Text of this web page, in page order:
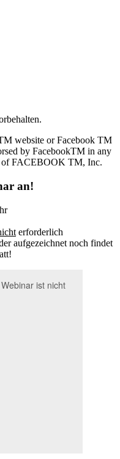
website or Facebook TM
by FacebookTM in any
FACEBOOK TM, Inc.
an!
erforderlich
aufgezeichnet noch findet